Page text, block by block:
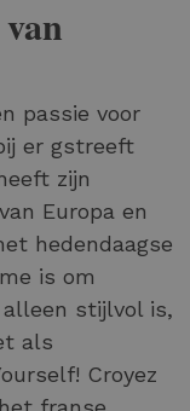
passie voor
er gstreeft
zijn
Europa en
hedendaagse
is om
stijlvol is,
als
Croyez